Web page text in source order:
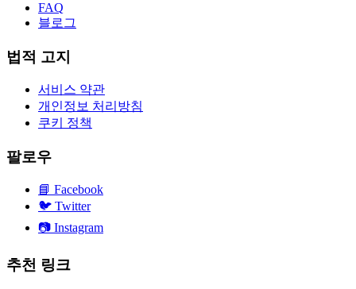
FAQ
블로그
법적 고지
서비스 약관
개인정보 처리방침
쿠키 정책
팔로우
📘 Facebook
🐦 Twitter
📷 Instagram
추천 링크